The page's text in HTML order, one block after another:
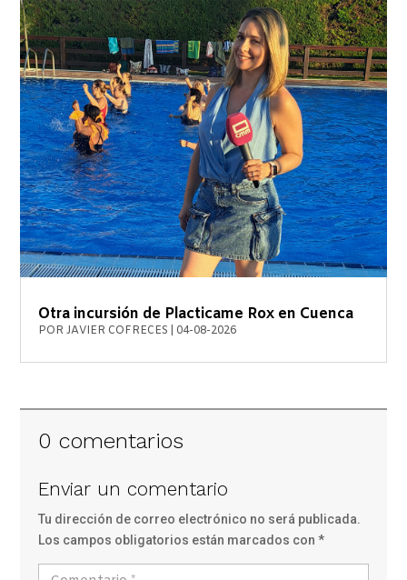
Otra incursión de Placticame Rox en Cuenca
PORJAVIER COFRECES 04-08-2026
0 comentarios
Enviar un comentario
Tu dirección de correo electrónico no será publicada.
Los campos obligatorios están marcados con*